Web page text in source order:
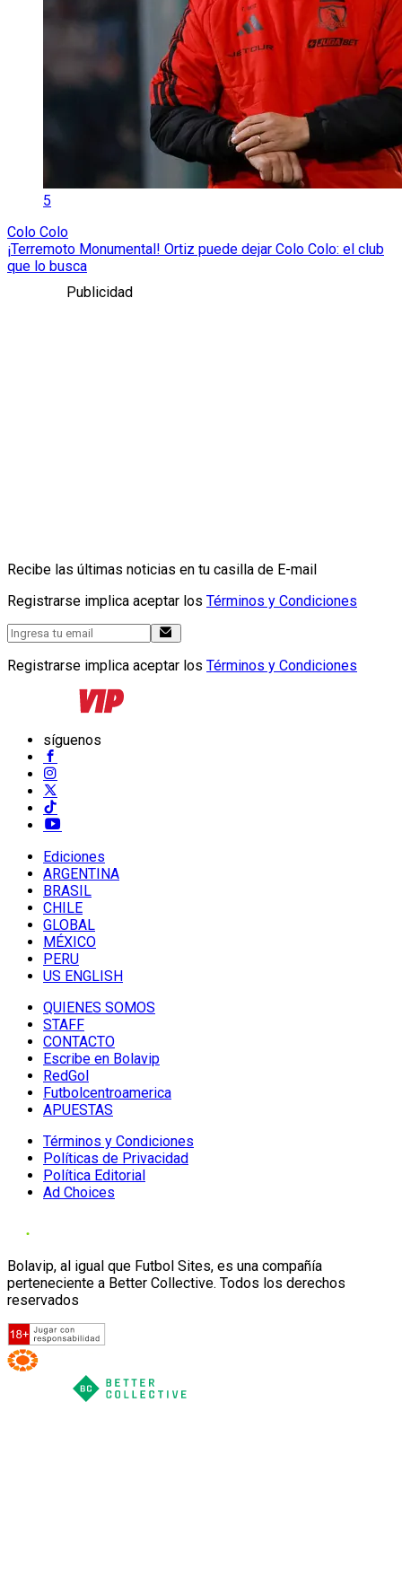
5
Colo Colo
¡Terremoto Monumental! Ortiz puede dejar Colo Colo: el club
que lo busca
Publicidad
Recibe las últimas noticias en tu casilla de E-mail
Registrarse implica aceptar los Términos y Condiciones
Registrarse implica aceptar los Términos y Condiciones
síguenos
Ediciones
ARGENTINA
BRASIL
CHILE
GLOBAL
MÉXICO
PERU
US ENGLISH
QUIENES SOMOS
STAFF
CONTACTO
Escribe en Bolavip
RedGol
Futbolcentroamerica
APUESTAS
Términos y Condiciones
Políticas de Privacidad
Política Editorial
Ad Choices
Bolavip, al igual que Futbol Sites, es una compañía
perteneciente a Better Collective. Todos los derechos
reservados